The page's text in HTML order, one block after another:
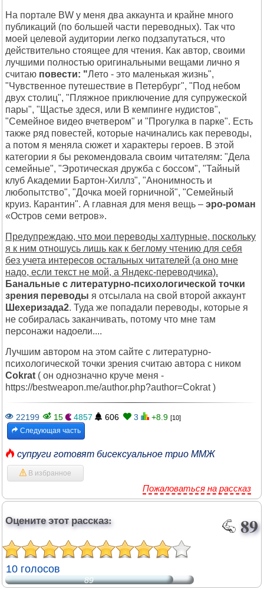
На портале BW у меня два аккаунта и крайне много
публикаций (по большей части переводных). Так что
моей целевой аудитории легко подзапутаться, что
действительно стоящее для чтения. Как автор, своими
лучшими полностью оригинальными вещами лично я
считаю повести: "Лето - это маленькая жизнь",
"Чувственное путешествие в Петербург", "Под небом
двух столиц", "Пляжное приключение для супружеской
пары", "Щастье здеся, или В кемпинге нудистов",
"Семейное видео вчетвером" и "Прогулка в парке". Есть
также ряд повестей, которые начинались как переводы,
а потом я меняла сюжет и характеры героев. В этой
категории я бы рекомендовала своим читателям: "Дела
семейные", "Эротическая дружба с боссом", "Тайный
клуб Академии Бартон-Хиллз", "Анонимность и
любопытство", "Дочка моей горничной", "Семейный
круиз. Карантин". А главная для меня вещь – эро-роман
«Остров семи ветров».
Предупреждаю, что мои переводы халтурные, поскольку
я к ним отношусь лишь как к беглому чтению для себя
без учета интересов остальных читателей (а оно мне
надо, если текст не мой, а Яндекс-переводчика).
Банальные с литературно-психологической точки
зрения переводы я отсылала на свой второй аккаунт
Шехеризада2. Туда же попадали переводы, которые я
не собиралась заканчивать, потому что мне там
персонажи надоели....
Лучшим автором на этом сайте с литературно-
психологической точки зрения считаю автора с ником
Cokrat ( он однозначно круче меня -
https://bestweapon.me/author.php?author=Cokrat )
22199 15 4857 606 3 +8.9 [10]
Следующая часть
супруги готовят бисексуальное трио ММЖ
В избранное
Пожаловаться на рассказ
Оцените этот рассказ: 89
10 голосов
89